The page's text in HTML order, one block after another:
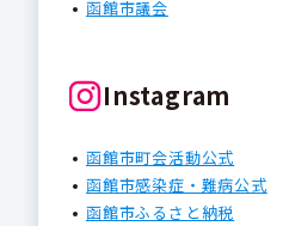
函館市議会
Instagram
函館市町会活動公式
函館市感染症・難病公式
函館市ふるさと納税